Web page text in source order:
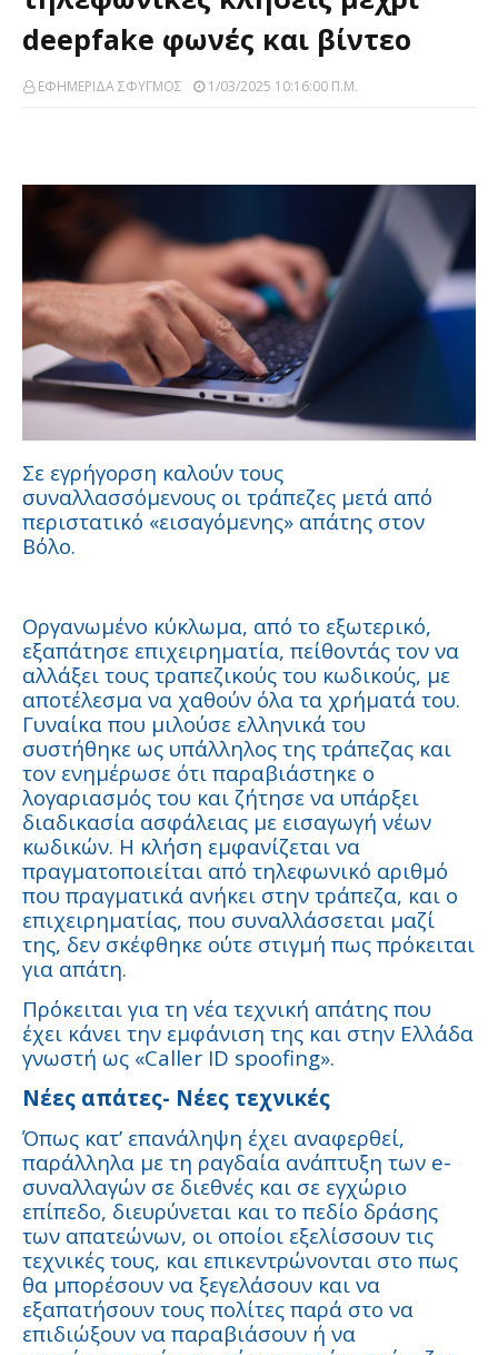
deepfake φωνές και βίντεο
ΕΦΗΜΕΡΙΔΑ ΣΦΥΓΜΟΣ 1/03/2025 10:16:00 Π.μ.
Σε εγρήγορση καλούν τους
συναλλασσόμενους οι τράπεζες μετά από
περιστατικό «εισαγόμενης» απάτης στον
Βόλο.
Οργανωμένο κύκλωμα, από το εξωτερικό,
εξαπάτησε επιχειρηματία, πείθοντάς τον να
αλλάξει τους τραπεζικούς του κωδικούς, με
αποτέλεσμα να χαθούν όλα τα χρήματά του.
Γυναίκα που μιλούσε ελληνικά του
συστήθηκε ως υπάλληλος της τράπεζας και
τον ενημέρωσε ότι παραβιάστηκε ο
λογαριασμός του και ζήτησε να υπάρξει
διαδικασία ασφάλειας με εισαγωγή νέων
κωδικών. Η κλήση εμφανίζεται να
πραγματοποιείται από τηλεφωνικό αριθμό
που πραγματικά ανήκει στην τράπεζα, και ο
επιχειρηματίας, που συναλλάσσεται μαζί
της, δεν σκέφθηκε ούτε στιγμή πως πρόκειται
για απάτη.
Πρόκειται για τη νέα τεχνική απάτης που
έχει κάνει την εμφάνιση της και στην Ελλάδα
γνωστή ως «Caller ID spoofing».
Νέες απάτες- Νέες τεχνικές
Όπως κατ’ επανάληψη έχει αναφερθεί,
παράλληλα με τη ραγδαία ανάπτυξη των e-
συναλλαγών σε διεθνές και σε εγχώριο
επίπεδο, διευρύνεται και το πεδίο δράσης
των απατεώνων, οι οποίοι εξελίσσουν τις
τεχνικές τους, και επικεντρώνονται στο πως
θα μπορέσουν να ξεγελάσουν και να
εξαπατήσουν τους πολίτες παρά στο να
επιδιώξουν να παραβιάσουν ή να